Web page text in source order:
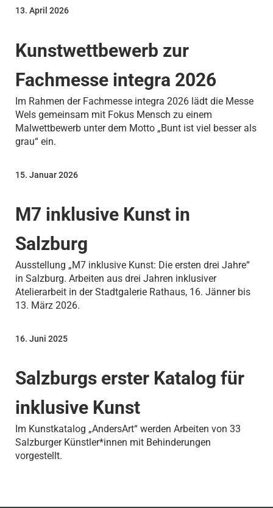
Kunstwettbewerb zur
Fachmesse integra 2026
13. April 2026
Im Rahmen der Fachmesse integra 2026 lädt die Messe
Wels gemeinsam mit Fokus Mensch zu einem
Malwettbewerb unter dem Motto „Bunt ist viel besser als
grau“ ein.
M7 inklusive Kunst in
Salzburg
15. Januar 2026
Ausstellung „M7 inklusive Kunst: Die ersten drei Jahre“
in Salzburg. Arbeiten aus drei Jahren inklusiver
Atelierarbeit in der Stadtgalerie Rathaus, 16. Jänner bis
13. März 2026.
Salzburgs erster Katalog für
inklusive Kunst
16. Juni 2025
Im Kunstkatalog „AndersArt“ werden Arbeiten von 33
Salzburger Künstler*innen mit Behinderungen
vorgestellt.